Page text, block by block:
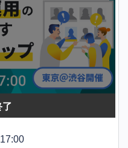
17:00